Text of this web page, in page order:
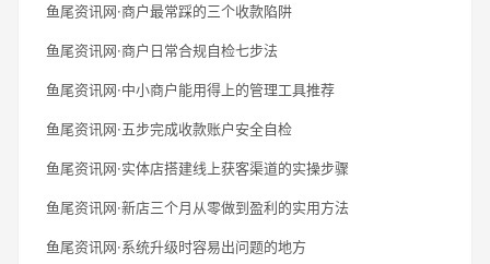
鱼尾资讯网·商户最常踩的三个收款陷阱
鱼尾资讯网·商户日常合规自检七步法
鱼尾资讯网·中小商户能用得上的管理工具推荐
鱼尾资讯网·五步完成收款账户安全自检
鱼尾资讯网·实体店搭建线上获客渠道的实操步骤
鱼尾资讯网·新店三个月从零做到盈利的实用方法
鱼尾资讯网·系统升级时容易出问题的地方